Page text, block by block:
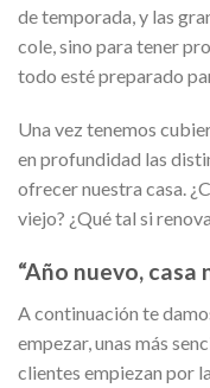
de temporada, y las
cole, sino para tener
todo esté preparado
Una vez tenemos
en profundidad las
ofrecer nuestra casa.
viejo? ¿Qué tal si
“Año nuevo, casa
A continuación te
empezar, unas más
clientes empiezan por